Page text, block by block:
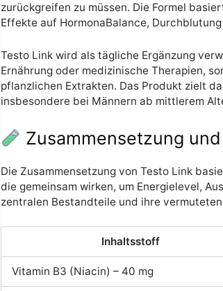
zurückgreifen zu müssen. Die Formel
Effekte auf HormonaBalance,
Testo Link wird als tägliche Ergänzung
Ernährung oder medizinische Therapien,
pflanzlichen Extrakten. Das Produkt zielt
insbesondere bei Männern ab mittlerem
Zusammensetzung
Die Zusammensetzung von Testo Link
die gemeinsam wirken, um Energielevel,
zentralen Bestandteile und ihre
Inhaltsstoff
Vitamin B3 (Niacin) – 40 mg